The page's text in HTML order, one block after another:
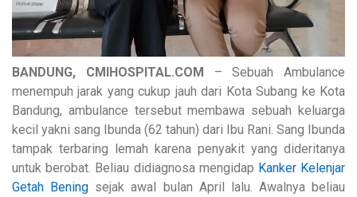
BANDUNG, CMIHOSPITAL.COM – Sebuah Ambulance
menempuh jarak yang cukup jauh dari Kota Subang ke Kota
Bandung, ambulance tersebut membawa sebuah keluarga
kecil yakni sang Ibunda (62 tahun) dari Ibu Rani. Sang Ibunda
tampak terbaring lemah karena penyakit yang dideritanya
untuk berobat. Beliau didiagnosa mengidap Kanker Kelenjar
Getah Bening sejak awal bulan April lalu. Awalnya beliau